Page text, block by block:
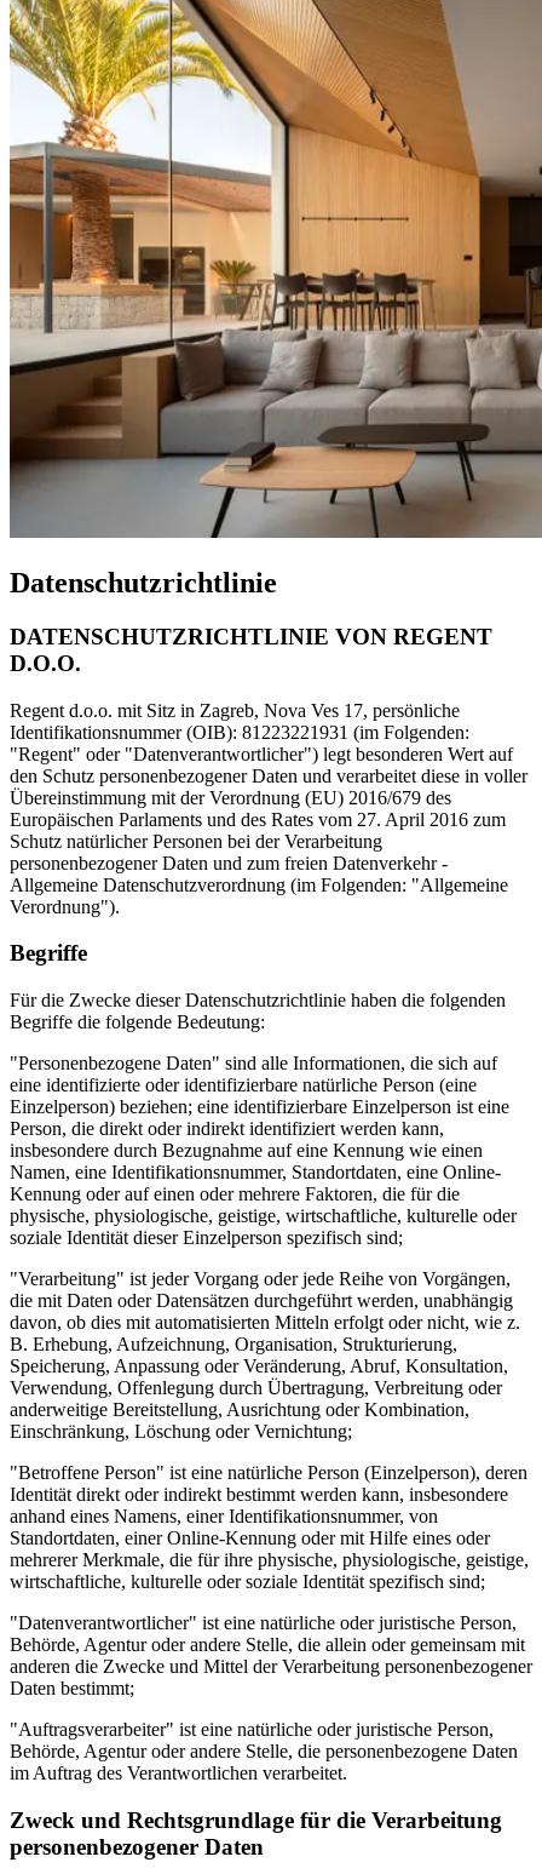
Datenschutzrichtlinie
DATENSCHUTZRICHTLINIE VON REGENT
D.O.O.
Regent d.o.o. mit Sitz in Zagreb, Nova Ves 17, persönliche
Identifikationsnummer (OIB): 81223221931 (im Folgenden:
"Regent" oder "Datenverantwortlicher") legt besonderen Wert auf
den Schutz personenbezogener Daten und verarbeitet diese in voller
Übereinstimmung mit der Verordnung (EU) 2016/679 des
Europäischen Parlaments und des Rates vom 27. April 2016 zum
Schutz natürlicher Personen bei der Verarbeitung
personenbezogener Daten und zum freien Datenverkehr -
Allgemeine Datenschutzverordnung (im Folgenden: "Allgemeine
Verordnung").
Begriffe
Für die Zwecke dieser Datenschutzrichtlinie haben die folgenden
Begriffe die folgende Bedeutung:
"Personenbezogene Daten" sind alle Informationen, die sich auf
eine identifizierte oder identifizierbare natürliche Person (eine
Einzelperson) beziehen; eine identifizierbare Einzelperson ist eine
Person, die direkt oder indirekt identifiziert werden kann,
insbesondere durch Bezugnahme auf eine Kennung wie einen
Namen, eine Identifikationsnummer, Standortdaten, eine Online-
Kennung oder auf einen oder mehrere Faktoren, die für die
physische, physiologische, geistige, wirtschaftliche, kulturelle oder
soziale Identität dieser Einzelperson spezifisch sind;
"Verarbeitung" ist jeder Vorgang oder jede Reihe von Vorgängen,
die mit Daten oder Datensätzen durchgeführt werden, unabhängig
davon, ob dies mit automatisierten Mitteln erfolgt oder nicht, wie z.
B. Erhebung, Aufzeichnung, Organisation, Strukturierung,
Speicherung, Anpassung oder Veränderung, Abruf, Konsultation,
Verwendung, Offenlegung durch Übertragung, Verbreitung oder
anderweitige Bereitstellung, Ausrichtung oder Kombination,
Einschränkung, Löschung oder Vernichtung;
"Betroffene Person" ist eine natürliche Person (Einzelperson), deren
Identität direkt oder indirekt bestimmt werden kann, insbesondere
anhand eines Namens, einer Identifikationsnummer, von
Standortdaten, einer Online-Kennung oder mit Hilfe eines oder
mehrerer Merkmale, die für ihre physische, physiologische, geistige,
wirtschaftliche, kulturelle oder soziale Identität spezifisch sind;
"Datenverantwortlicher" ist eine natürliche oder juristische Person,
Behörde, Agentur oder andere Stelle, die allein oder gemeinsam mit
anderen die Zwecke und Mittel der Verarbeitung personenbezogener
Daten bestimmt;
"Auftragsverarbeiter" ist eine natürliche oder juristische Person,
Behörde, Agentur oder andere Stelle, die personenbezogene Daten
im Auftrag des Verantwortlichen verarbeitet.
Zweck und Rechtsgrundlage für die Verarbeitung
personenbezogener Daten